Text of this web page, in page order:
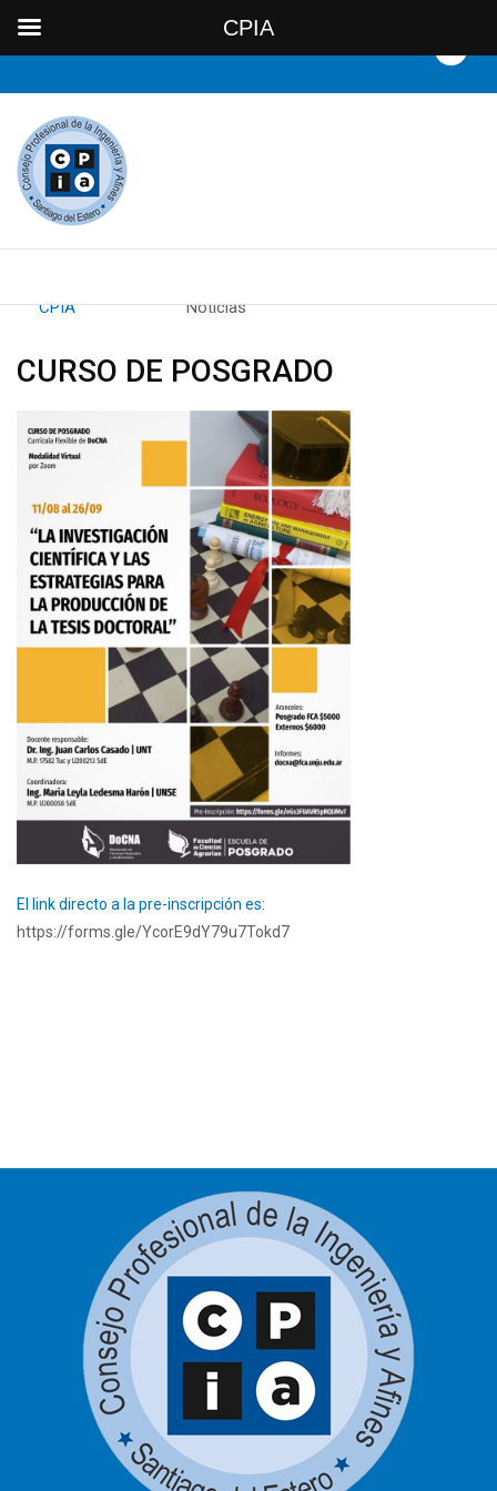
ByCPIA Category: Noticias
CURSO DE POSGRADO
El link directo a la pre-inscripción es:
https://forms.gle/YcorE9dY79u7Tokd7
CPIA